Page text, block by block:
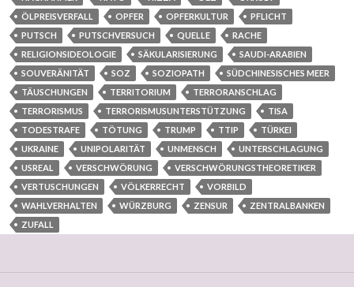
ÖLPREISVERFALL
OPFER OPFERKULTUR
PFLICHT
PUTSCH
PUTSCHVERSUCH QUELLE
RACHE
RELIGIONSIDEOLOGIE
SÄKULARISIERUNG
SAUDI-ARABIEN
SOUVERÄNITÄT
SOZ SOZIOPATH
SÜDCHINESISCHES MEER
TÄUSCHUNGEN
TERRITORIUM
TERRORANSCHLAG
TERRORISMUS
TERRORISMUSUNTERSTÜTZUNG
TISA
TODESTRAFE
TÖTUNG TRUMP TTIP
TÜRKEI
UKRAINE
UNIPOLARITÄT UNMENSCH
UNTERSCHLAGUNG
USREAL
VERSCHWÖRUNG
VERSCHWÖRUNGSTHEORETIKER
VERTUSCHUNGEN
VÖLKERRECHT
VORBILD
WAHLVERHALTEN
WÜRZBURG ZENSUR
ZENTRALBANKEN
ZUFALL